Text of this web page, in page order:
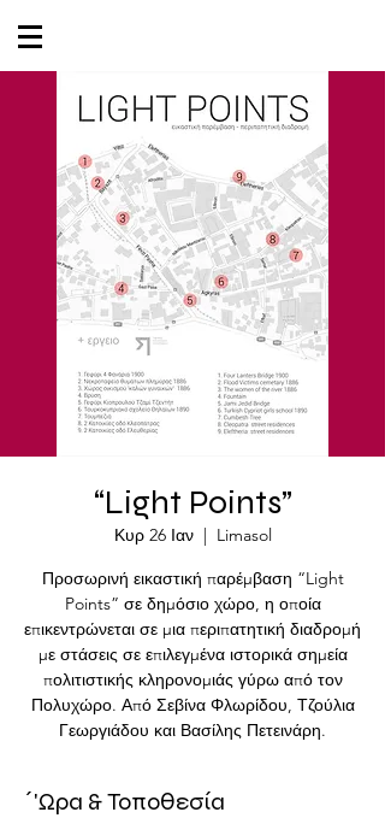
“Light Points”
Κυρ 26 Ιαν
  |
Limasol
Προσωρινή εικαστική παρέμβαση “Light
Points” σε δημόσιο χώρο, η οποία
επικεντρώνεται σε μια περιπατητική διαδρομή
με στάσεις σε επιλεγμένα ιστορικά σημεία
πολιτιστικής κληρονομιάς γύρω από τον
Πολυχώρο. Από Σεβίνα Φλωρίδου, Τζούλια
Γεωργιάδου και Βασίλης Πετεινάρη.
΄'Ωρα & Τοποθεσία